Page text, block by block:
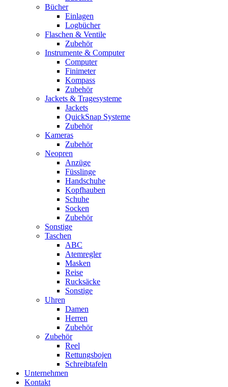
Bücher
Einlagen
Logbücher
Flaschen & Ventile
Zubehör
Instrumente & Computer
Computer
Finimeter
Kompass
Zubehör
Jackets & Tragesysteme
Jackets
QuickSnap Systeme
Zubehör
Kameras
Zubehör
Neopren
Anzüge
Füsslinge
Handschuhe
Kopfhauben
Schuhe
Socken
Zubehör
Sonstige
Taschen
ABC
Atemregler
Masken
Reise
Rucksäcke
Sonstige
Uhren
Damen
Herren
Zubehör
Zubehör
Reel
Rettungsbojen
Schreibtafeln
Unternehmen
Kontakt